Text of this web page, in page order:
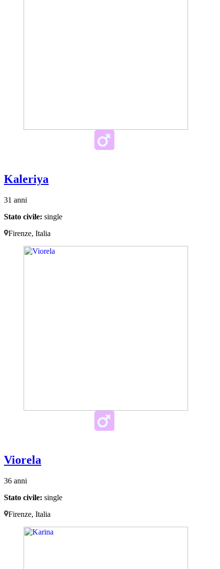
Kaleriya
31 anni
Stato civile: single
Firenze, Italia
Viorela
36 anni
Stato civile: single
Firenze, Italia